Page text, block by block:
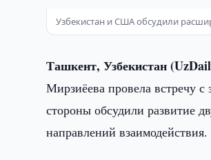
Узбекистан и США обсудили
Ташкент, Узбекистан
Мирзиёева провела встречу
стороны обсудили развитие
направлений взаимодействия.